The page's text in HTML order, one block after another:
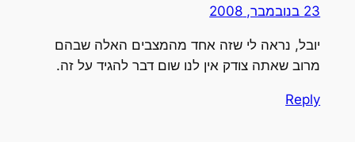
23 בנובמבר, 2008
יובל, נראה לי שזה אחד מהמצבים האלה שבהם
מרוב שאתה צודק אין לנו שום דבר להגיד על זה.
Reply